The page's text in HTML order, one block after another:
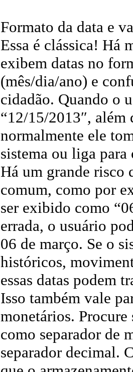
Formato da data e
Essa é clássica! Há
exibem datas no
(mês/dia/ano) e
cidadão. Quando o
“12/15/2013″, além
normalmente ele
sistema ou liga para
Há um grande risco
comum, como por
ser exibido como
errada, o usuário
06 de março. Se o
históricos,
essas datas podem
Isso também vale
monetários.
como separador de
separador decimal.